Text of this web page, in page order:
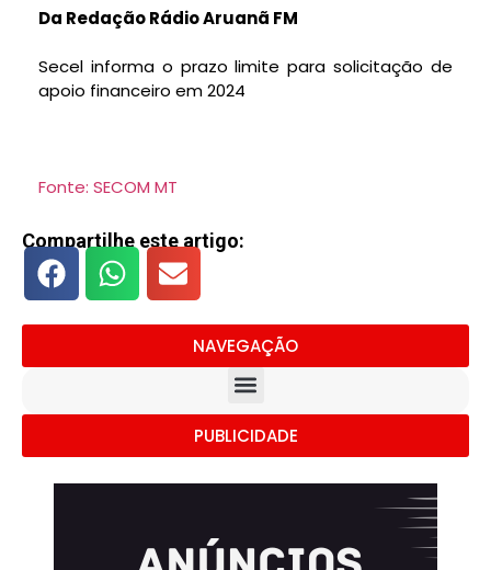
Da Redação Rádio Aruanã FM
Secel informa o prazo limite para solicitação de
apoio financeiro em 2024
Fonte: SECOM MT
Compartilhe este artigo:
NAVEGAÇÃO
PUBLICIDADE